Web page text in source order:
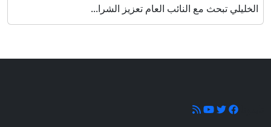
الخليلي تبحث مع النائب العام تعزيز الشرا...